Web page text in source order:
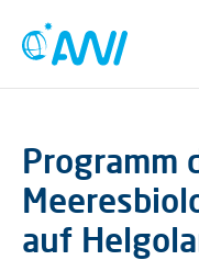
Programm
auf